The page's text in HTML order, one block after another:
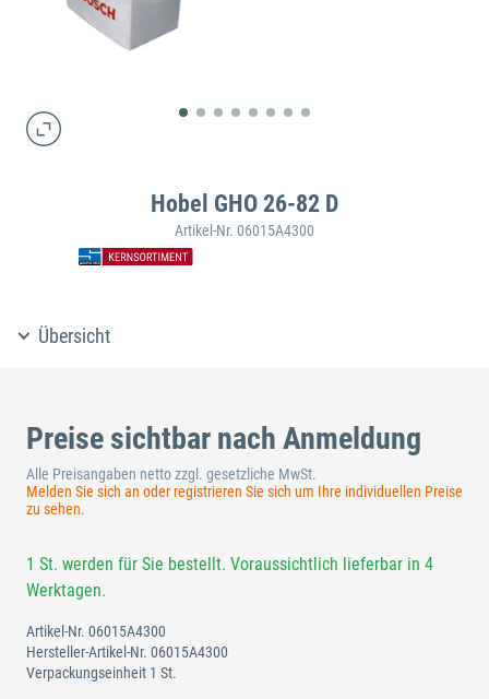
Hobel GHO 26-82 D
Artikel-Nr. 06015A4300
Übersicht
Preise sichtbar nach Anmeldung
Alle Preisangaben netto zzgl. gesetzliche MwSt.
Melden Sie sich an oder registrieren Sie sich um Ihre individuellen Preise
zu sehen.
1 St. werden für Sie bestellt. Voraussichtlich lieferbar in 4
Werktagen.
Artikel-Nr. 06015A4300
Hersteller-Artikel-Nr. 06015A4300
Verpackungseinheit 1 St.